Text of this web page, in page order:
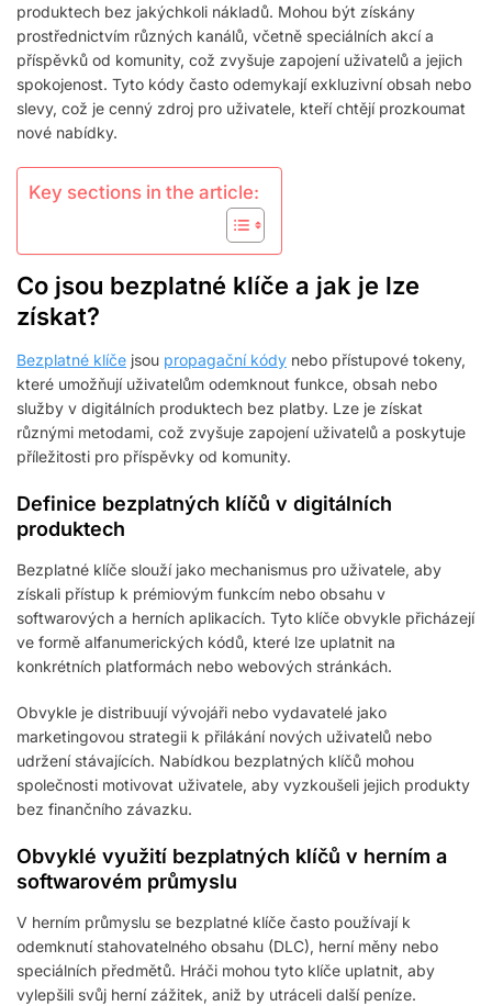
AKCE,
PŘÍSPĚVKY
KOMUNITY
produktech bez jakýchkoli nákladů. Mohou být získány
prostřednictvím různých kanálů, včetně speciálních akcí a
příspěvků od komunity, což zvyšuje zapojení uživatelů a jejich
spokojenost. Tyto kódy často odemykají exkluzivní obsah nebo
slevy, což je cenný zdroj pro uživatele, kteří chtějí prozkoumat
nové nabídky.
Key sections in the article:
Co jsou bezplatné klíče a jak je lze
získat?
Bezplatné klíče jsou propagační kódy nebo přístupové tokeny,
které umožňují uživatelům odemknout funkce, obsah nebo
služby v digitálních produktech bez platby. Lze je získat
různými metodami, což zvyšuje zapojení uživatelů a poskytuje
příležitosti pro příspěvky od komunity.
Definice bezplatných klíčů v digitálních
produktech
Bezplatné klíče slouží jako mechanismus pro uživatele, aby
získali přístup k prémiovým funkcím nebo obsahu v
softwarových a herních aplikacích. Tyto klíče obvykle přicházejí
ve formě alfanumerických kódů, které lze uplatnit na
konkrétních platformách nebo webových stránkách.
Obvykle je distribuují vývojáři nebo vydavatelé jako
marketingovou strategii k přilákání nových uživatelů nebo
udržení stávajících. Nabídkou bezplatných klíčů mohou
společnosti motivovat uživatele, aby vyzkoušeli jejich produkty
bez finančního závazku.
Obvyklé využití bezplatných klíčů v herním a
softwarovém průmyslu
V herním průmyslu se bezplatné klíče často používají k
odemknutí stahovatelného obsahu (DLC), herní měny nebo
speciálních předmětů. Hráči mohou tyto klíče uplatnit, aby
vylepšili svůj herní zážitek, aniž by utráceli další peníze.